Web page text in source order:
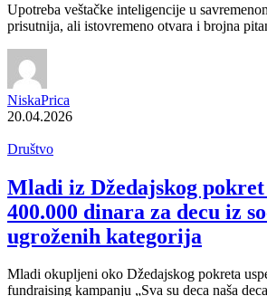
Upotreba veštačke inteligencije u
prisutnija, ali istovremeno otvara i brojna
NiskaPrica
20.04.2026
Društvo
Mladi iz Džedajskog
400.000 dinara za decu iz
ugroženih kategorija
Mladi okupljeni oko Džedajskog pokreta
fundraising kampanju „Sva su deca naša